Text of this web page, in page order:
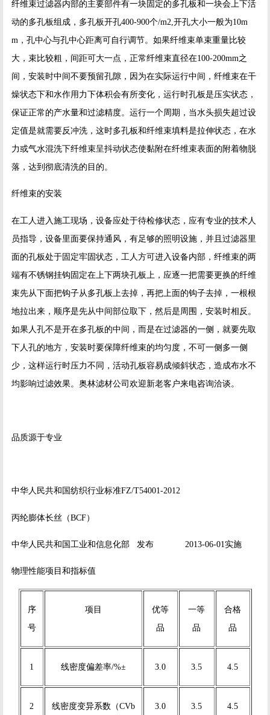
纤维束过滤器内部的主要部件有一块固定的多孔板和一块会上下活
动的多孔板组成，多孔板开孔400-900个/m2,开孔大小一般为10m
m，孔中心与孔中心距离可自行调节。如果纤维束单束重量比较
大，束比较粗，间距可大一点，正常纤维束直径在100-200mm之
间，安装时中间不要预留孔隙，因为在实际运行中间，纤维束在干
燥状态下和水作用力下体积会有所变化，运行时孔板是压实状态，
保证正常的产水量和过滤精度。运行一个周期，当水头损失超过设
定值是就需要反冲洗，这时多孔板和纤维束填料是拉伸状态，在水
力或气水混洗下纤维束呈抖动状态使黏附在纤维束表面的附着物脱
落，达到彻底清洗的目的。
纤维束的安装
在工人进入施工现场，设备应处于待检修状态，应有专业的技术人
员指导，设备里面要保持通风，有足够的照明设施，并且过滤器里
面的孔板处于固定牢固状态，工人方可进入设备内部，纤维束的两
端有不锈钢挂钩固定在上下两块孔板上，应逐一把需要更换的纤维
束先从下面把钩子从多孔板上去掉，再把上面的钩子去掉，一根根
地拉出来，顺序是先从中间部位取下，然后是周围，安装时相反。
如果人孔不是开在多孔板的中间，而是在过滤器的一侧，就要先取
下人孔的地方，安装时要保障纤维束的均匀度，不可一侧多一侧
少，这样运行时压力不同，活动孔板容易成倾斜状态，造成布水不
均影响过滤效果。奥林滤材公司欢迎新老客户来电咨询洽谈。
品质源于专业
中华人民共和国纺织行业标准FZ/T54001-2012
丙纶膨体长丝（BCF）
中华人民共和国工业和信息化部 发布 2013-06-01实施
物理性能项目和指标值
序
号
项目
优等
品
一等
品
合格
品
1 线密度偏差率/%± 3.0 3.5 4.5
2
线密度变异系数（CVb
3.0 3.5 4.5